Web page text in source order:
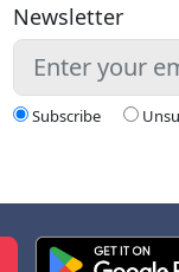
Newsletter
Subscribe